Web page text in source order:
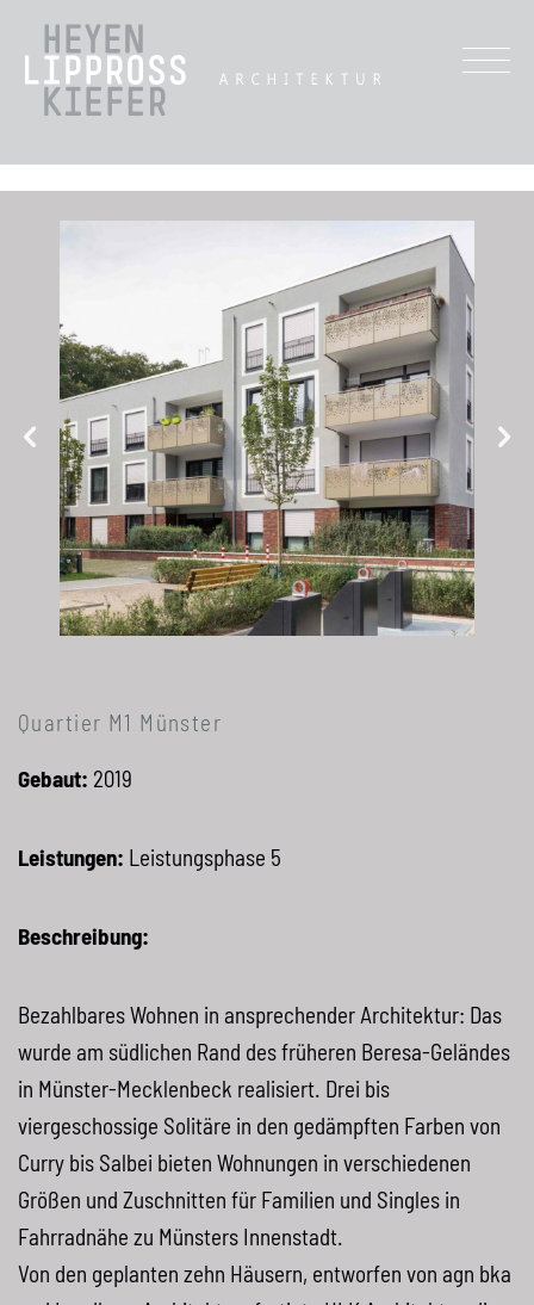
Quartier M1 Münster
Gebaut: 2019
Leistungen: Leistungsphase 5
Beschreibung:
Bezahlbares Wohnen in ansprechender Architektur: Das
wurde am südlichen Rand des früheren Beresa-Geländes
in Münster-Mecklenbeck realisiert. Drei bis
viergeschossige Solitäre in den gedämpften Farben von
Curry bis Salbei bieten Wohnungen in verschiedenen
Größen und Zuschnitten für Familien und Singles in
Fahrradnähe zu Münsters Innenstadt.
Von den geplanten zehn Häusern, entworfen von agn bka